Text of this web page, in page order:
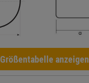
Größentabelle anzeigen